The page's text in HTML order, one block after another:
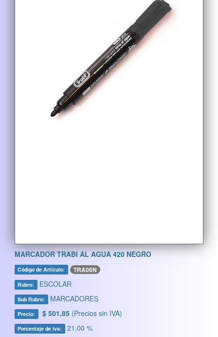
MARCADOR TRABI AL AGUA 420 NEGRO
Código de Artículo: TRA06N
Rubro: ESCOLAR
Sub Rubro: MARCADORES
Precio: $ 501,85 (Precios sin IVA)
Porcentaje de Iva: 21,00 %